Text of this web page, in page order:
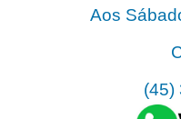
Aos
(45)